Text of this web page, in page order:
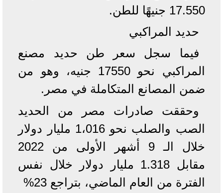
17.550 جنيهًا للطن.
حديد المراكبي
فيما سجل سعر طن حديد مصنع
المراكبي نحو 17550 جنيه، وهو من
ضمن المصانع المتكاملة في مصر.
وحققت صادرات مصر من الحديد
الصب والصلب نحو 1،016 مليار دولار
خلال الـ 9 أشهر الأولى من 2022
مقابل 1.318 مليار دولار خلال نفس
الفترة من العام الماضي، بتراجع 23%